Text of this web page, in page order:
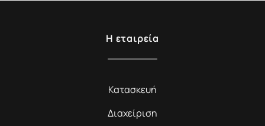
Η εταιρεία
Κατασκευή
Διαχείριση